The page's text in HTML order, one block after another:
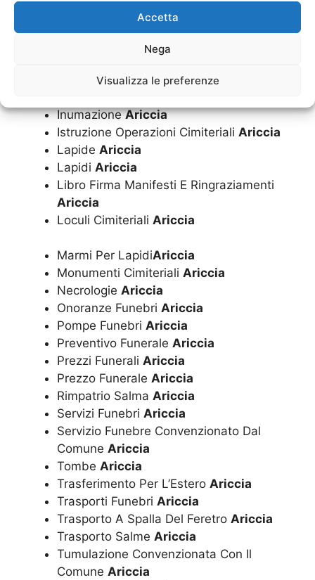
Accetta
Nega
Visualizza le preferenze
ImbalsamazioniAriccia
Inumazione Convenzionata Dal Comune
InumazioneAriccia
Istruzione Operazioni Cimiteriali Ariccia
Lapide Ariccia
Lapidi Ariccia
Libro Firma Manifesti E Ringraziamenti
Ariccia
Loculi Cimiteriali Ariccia
Marmi Per LapidiAriccia
Monumenti Cimiteriali Ariccia
Necrologie Ariccia
Onoranze Funebri Ariccia
Pompe Funebri Ariccia
Preventivo Funerale Ariccia
Prezzi Funerali Ariccia
Prezzo Funerale Ariccia
Rimpatrio Salma Ariccia
Servizi Funebri Ariccia
Servizio Funebre Convenzionato Dal
Comune Ariccia
Tombe Ariccia
Trasferimento Per L’Estero Ariccia
Trasporti Funebri Ariccia
Trasporto A Spalla Del Feretro Ariccia
Trasporto Salme Ariccia
Tumulazione Convenzionata Con Il
Comune Ariccia